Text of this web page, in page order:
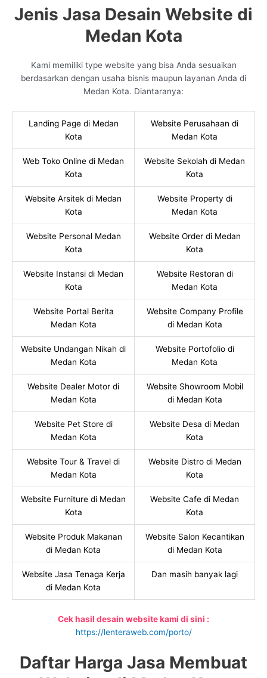
Jenis Jasa Desain Website di
Medan Kota
Kami memiliki type website yang bisa Anda sesuaikan
berdasarkan dengan usaha bisnis maupun layanan Anda di
Medan Kota. Diantaranya:
Landing Page di Medan
Kota
Website Perusahaan di
Medan Kota
Web Toko Online di Medan
Kota
Website Sekolah di Medan
Kota
Website Arsitek di Medan
Kota
Website Property di
Medan Kota
Website Personal Medan
Kota
Website Order di Medan
Kota
Website Instansi di Medan
Kota
Website Restoran di
Medan Kota
Website Portal Berita
Medan Kota
Website Company Profile
di Medan Kota
Website Undangan Nikah di
Medan Kota
Website Portofolio di
Medan Kota
Website Dealer Motor di
Medan Kota
Website Showroom Mobil
di Medan Kota
Website Pet Store di
Medan Kota
Website Desa di Medan
Kota
Website Tour & Travel di
Medan Kota
Website Distro di Medan
Kota
Website Furniture di Medan
Kota
Website Cafe di Medan
Kota
Website Produk Makanan
di Medan Kota
Website Salon Kecantikan
di Medan Kota
Website Jasa Tenaga Kerja
di Medan Kota
Dan masih banyak lagi
Cek hasil desain website kami di sini :
https://lenteraweb.com/porto/
Daftar Harga Jasa Membuat